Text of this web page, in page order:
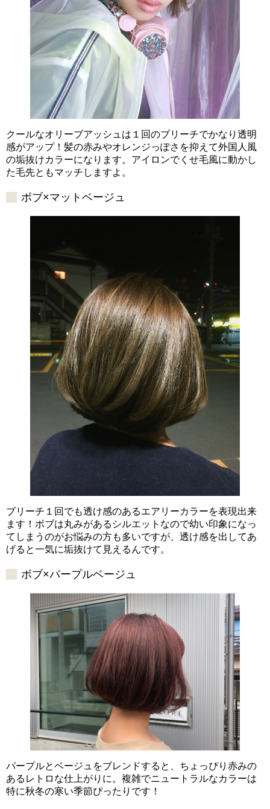
クールなオリーブアッシュは１回のブリーチでかなり透明
感がアップ！髪の赤みやオレンジっぽさを抑えて外国人風
の垢抜けカラーになります。アイロンでくせ毛風に動かし
た毛先ともマッチしますよ。
ボブ×マットベージュ
ブリーチ１回でも透け感のあるエアリーカラーを表現出来
ます！ボブは丸みがあるシルエットなので幼い印象になっ
てしまうのがお悩みの方も多いですが、透け感を出してあ
げると一気に垢抜けて見えるんです。
ボブ×パープルベージュ
パープルとベージュをブレンドすると、ちょっぴり赤みの
あるレトロな仕上がりに。複雑でニュートラルなカラーは
特に秋冬の寒い季節ぴったりです！